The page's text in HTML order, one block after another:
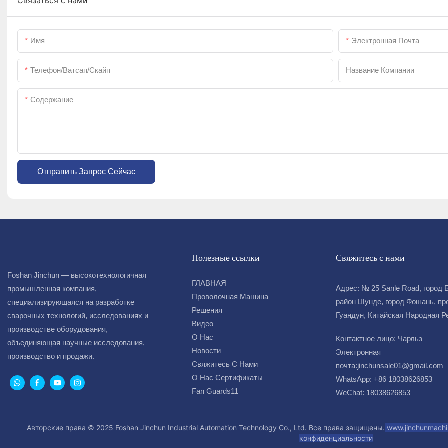
Имя Электронная Почта
Телефон/ватсап/скайп Название Компании
Содержание
Отправить Запрос Сейчас
Foshan Jinchun — высокотехнологичная
промышленная компания,
специализирующаяся на разработке
сварочных технологий, исследованиях и
производстве оборудования,
объединяющая научные исследования,
производство и продажи.
Полезные ссылки
ГЛАВНАЯ
Проволочная Машина
Решения
Видео
О Нас
Новости
Свяжитесь С Нами
О Нас Сертификаты
Fan Guards11
Свяжитесь с нами
Адрес: № 25 Sanle Road, город
район Шунде, город Фошань,
Гуандун, Китайская Народная
Контактное лицо: Чарльз
Электронная
почта:jinchunsale01@gmail.com
WhatsApp: +86 18038626853
WeChat: 18038626853
Авторские права © 2025 Foshan Jinchun Industrial Automation Technology Co., Ltd. Все права защищены.
конфиденциальности